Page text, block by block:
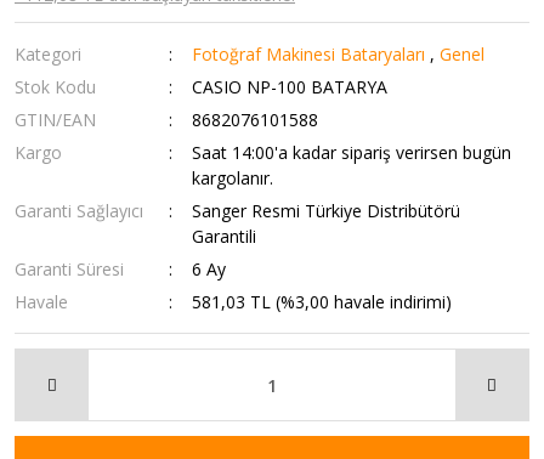
Kategori Fotoğraf Makinesi Bataryaları ,Genel
Stok Kodu
CASIO NP-100 BATARYA
GTIN/EAN
8682076101588
Kargo
Saat 14:00'a kadar sipariş verirsen bugün
kargolanır.
Garanti Sağlayıcı
Sanger Resmi Türkiye Distribütörü
Garantili
Garanti Süresi
6 Ay
Havale
581,03 TL (%3,00 havale indirimi)